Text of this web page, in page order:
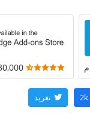
30,000+
2k تغريد